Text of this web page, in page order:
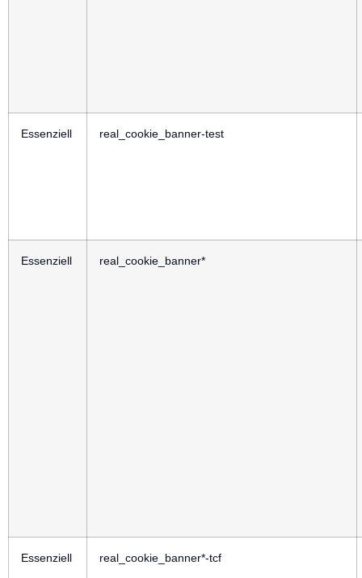
Essenziell real_cookie_banner-test
Essenziell real_cookie_banner*
Essenziell real_cookie_banner*-tcf